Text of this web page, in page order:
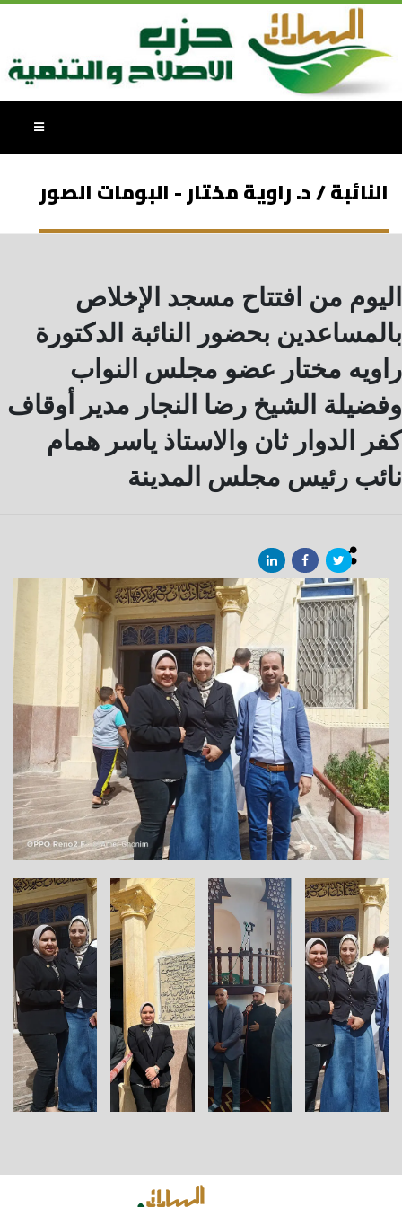
النائبة / د. راوية مختار - البومات الصور
اليوم من افتتاح مسجد الإخلاص
بالمساعدين بحضور النائبة الدكتورة
راويه مختار عضو مجلس النواب
وفضيلة الشيخ رضا النجار مدير أوقاف
كفر الدوار ثان والاستاذ ياسر همام
نائب رئيس مجلس المدينة